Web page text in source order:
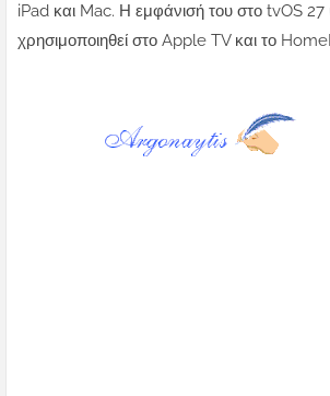
iPad και Mac. Η εμφάνισή του στο tvOS 27
χρησιμοποιηθεί στο Apple TV και το